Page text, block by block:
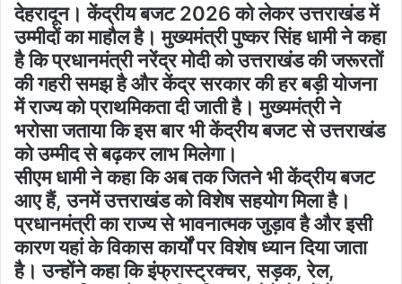
देहरादून। केंद्रीय बजट 2026 को लेकर उत्तराखंड में
उम्मीदों का माहौल है। मुख्यमंत्री पुष्कर सिंह धामी ने कहा
है कि प्रधानमंत्री नरेंद्र मोदी को उत्तराखंड की जरूरतों
की गहरी समझ है और केंद्र सरकार की हर बड़ी योजना
में राज्य को प्राथमिकता दी जाती है। मुख्यमंत्री ने
भरोसा जताया कि इस बार भी केंद्रीय बजट से उत्तराखंड
को उम्मीद से बढ़कर लाभ मिलेगा।
सीएम धामी ने कहा कि अब तक जितने भी केंद्रीय बजट
आए हैं, उनमें उत्तराखंड को विशेष सहयोग मिला है।
प्रधानमंत्री का राज्य से भावनात्मक जुड़ाव है और इसी
कारण यहां के विकास कार्यों पर विशेष ध्यान दिया जाता
है। उन्होंने कहा कि इंफ्रास्ट्रक्चर, सड़क, रेल,